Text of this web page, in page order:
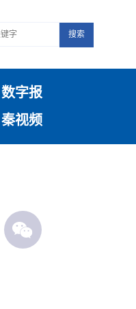
搜索
数字报
秦视频